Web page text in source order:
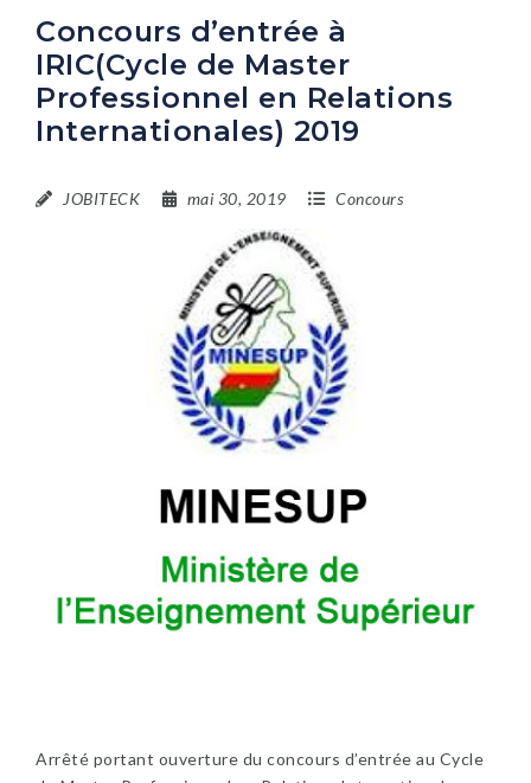
Concours d’entrée à
IRIC(Cycle de Master
Professionnel en Relations
Internationales) 2019
JOBITECK mai 30, 2019 Concours
Arrêté portant ouverture du concours d’entrée au Cycle